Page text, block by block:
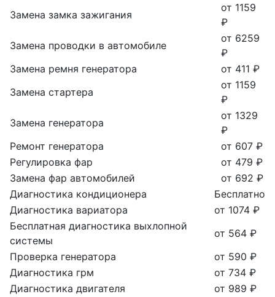
Замена замка зажигания
от 1159
₽
Замена проводки в автомобиле
от 6259
₽
Замена ремня генератора
от 411 ₽
Замена стартера
от 1159
₽
Замена генератора
от 1329
₽
Ремонт генератора
от 607 ₽
Регулировка фар
от 479 ₽
Замена фар автомобилей
от 692 ₽
Диагностика кондиционера
Бесплатно
Диагностика вариатора
от 1074 ₽
Бесплатная диагностика выхлопной
системы
от 564 ₽
Проверка генератора
от 590 ₽
Диагностика грм
от 734 ₽
Диагностика двигателя
от 989 ₽